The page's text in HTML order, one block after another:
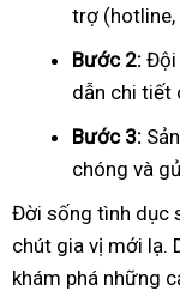
trợ (hotline,
Bước 2: Đội
dẫn chi tiết
Bước 3:
chóng và
Đời sống tình dục
chút gia vị mới lạ.
khám phá những